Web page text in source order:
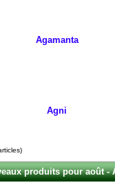
Agamanta
Agni
produits pour août -